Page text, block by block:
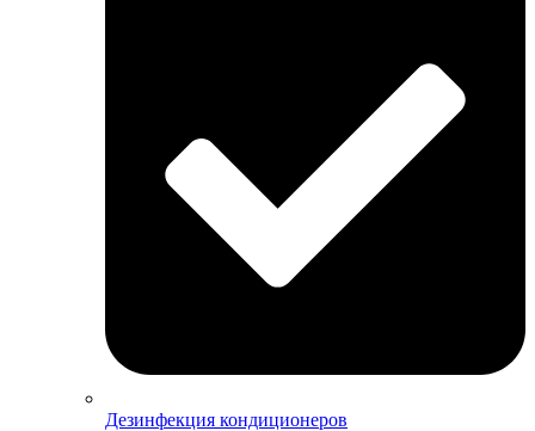
Дезинфекция кондиционеров